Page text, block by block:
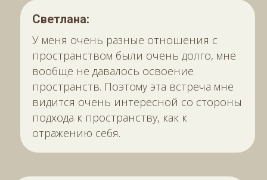
Светлана:
У меня очень разные отношения с
пространством были очень долго, мне
вообще не давалось освоение
пространств. Поэтому эта встреча мне
видится очень интересной со стороны
подхода к пространству, как к
отражению себя.